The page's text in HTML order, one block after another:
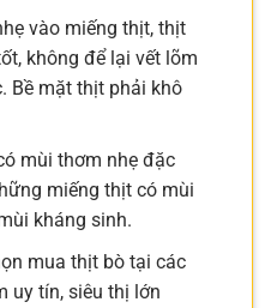
vào miếng thịt, thịt
không để lại vết lõm
Bề mặt thịt phải khô
mùi thơm nhẹ đặc
miếng thịt có mùi
kháng sinh.
mua thịt bò tại các
uy tín, siêu thị lớn